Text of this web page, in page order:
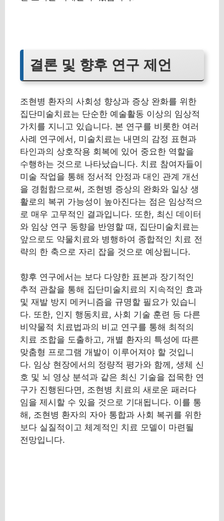
결론 및 향후 연구 제언
조현병 환자의 사회성 향상과 증상 완화를 위한
집단미술치료는 단순한 예술활동 이상의 임상적
가치를 지니고 있습니다. 본 연구를 비롯한 여러
사례 연구에서, 미술치료는 내면의 감정 표현과
타인과의 상호작용 회복에 있어 중요한 역할을
수행하는 것으로 나타났습니다. 치료 참여자들이
미술 작업을 통해 정서적 안정과 대인 관계 개선
을 경험함으로써, 조현병 증상의 완화와 일상 생
활로의 복귀 가능성이 높아진다는 점은 임상적으
로 매우 고무적인 결과입니다. 또한, 최신 데이터
와 임상 연구 동향을 반영할 때, 집단미술치료는
앞으로도 약물치료와 병행하여 종합적인 치료 전
략의 한 축으로 자리 잡을 것으로 예상됩니다.
향후 연구에서는 보다 다양한 표본과 장기적인
추적 관찰을 통해 집단미술치료의 지속적인 효과
및 재발 방지 메커니즘을 규명할 필요가 있습니
다. 또한, 인지 행동치료, 사회 기술 훈련 등 다른
비약물적 치료법과의 비교 연구를 통해 최적의
치료 조합을 도출하고, 개별 환자의 특성에 따른
맞춤형 프로그램 개발이 이루어져야 할 것입니
다. 임상 현장에서의 정량적 평가와 함께, 생체 신
호 및 뇌 영상 분석과 같은 최신 기술을 접목한 연
구가 진행된다면, 조현병 치료의 새로운 패러다
임을 제시할 수 있을 것으로 기대됩니다. 이를 통
해, 조현병 환자의 자아 통합과 사회 복귀를 위한
보다 실질적이고 체계적인 치료 모델이 마련될
전망입니다.